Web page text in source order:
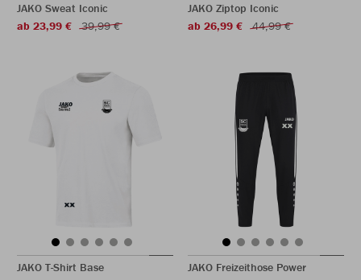
JAKO Sweat Iconic
ab 23,99 €
39,99 €
JAKO Ziptop Iconic
ab 26,99 €
44,99 €
JAKO T-Shirt Base
JAKO Freizeithose Power